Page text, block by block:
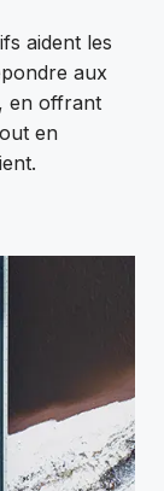
aident les
aux
en offrant
en